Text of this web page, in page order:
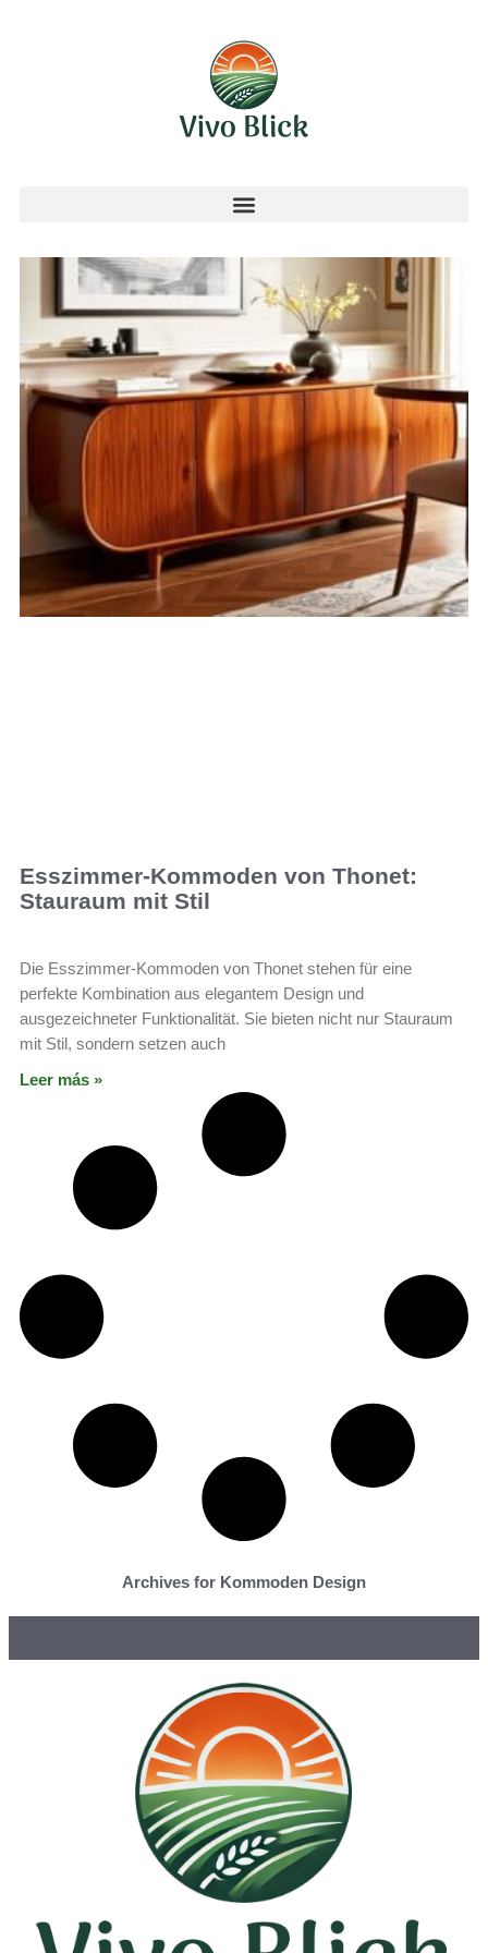
Esszimmer-Kommoden von Thonet:
Stauraum mit Stil
Die Esszimmer-Kommoden von Thonet stehen für eine
perfekte Kombination aus elegantem Design und
ausgezeichneter Funktionalität. Sie bieten nicht nur Stauraum
mit Stil, sondern setzen auch
Leer más »
Archives for Kommoden Design